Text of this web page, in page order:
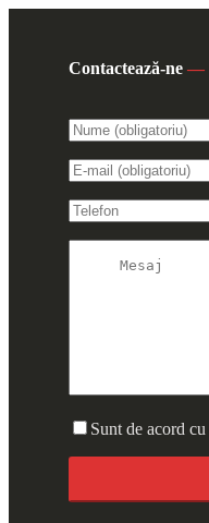
Contactează-ne —
Sunt de acord cu